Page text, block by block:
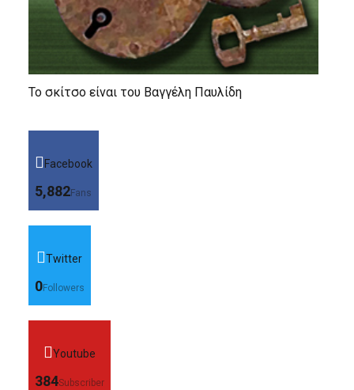
Το σκίτσο είναι του Βαγγέλη Παυλίδη
Facebook
5,882Fans
Twitter
0Followers
Youtube
384Subscriber